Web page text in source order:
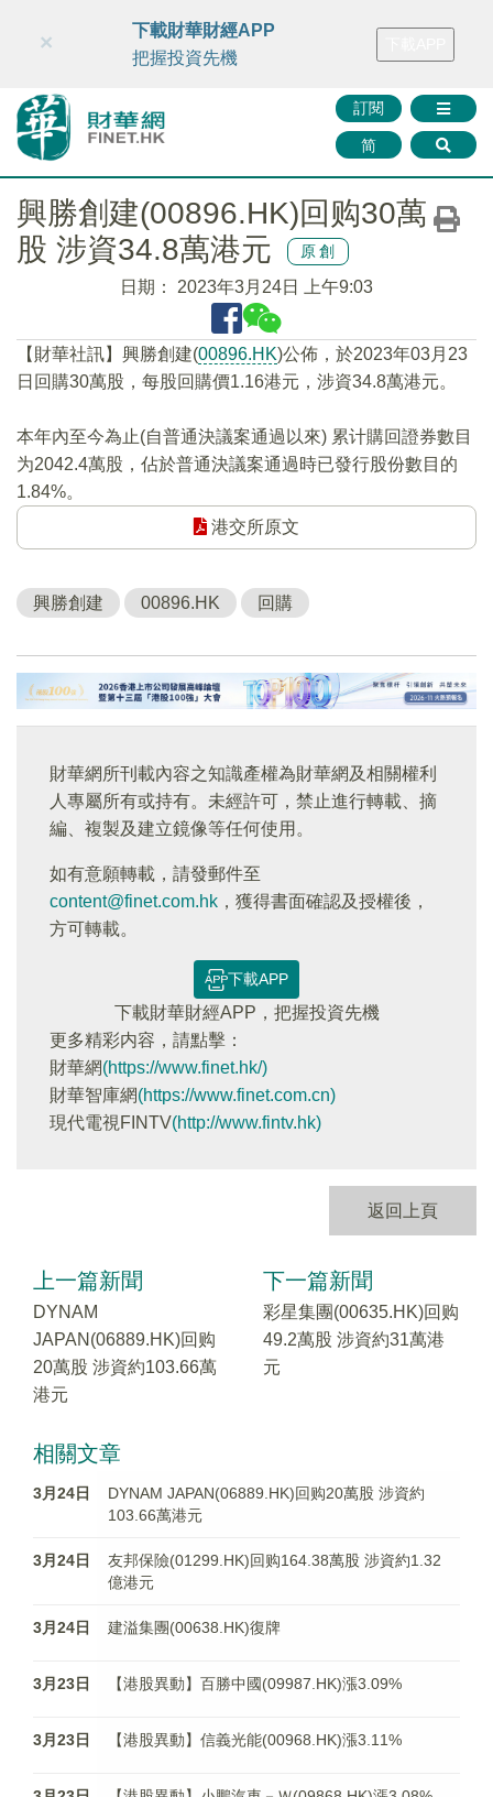
財華智庫網 FINTV FINMETA 財華證券 媒體矩陣
訂閱
简
×
下載財華財經APP
把握投資先機
興勝創建(00896.HK)回购30萬
股 涉資34.8萬港元
原創
日期： 2023年3月24日 上午9:03
【財華社訊】興勝創建(00896.HK)公佈，於2023年03月23
日回購30萬股，每股回購價1.16港元，涉資34.8萬港元。
本年內至今為止(自普通決議案通過以來) 累计購回證券數目
为2042.4萬股，佔於普通決議案通過時已發行股份數目的
1.84%。
港交所原文
興勝創建 00896.HK 回購
財華網所刊載內容之知識產權為財華網及相關權利
人專屬所有或持有。未經許可，禁止進行轉載、摘
編、複製及建立鏡像等任何使用。
如有意願轉載，請發郵件至
content@finet.com.hk ，獲得書面確認及授權後，
方可轉載。
下載APP
下載財華財經APP，把握投資先機
更多精彩内容，請點擊：
財華網(https://www.finet.hk/)
財華智庫網(https://www.finet.com.cn)
現代電視FINTV(http://www.fintv.hk)
返回上頁
上一篇新聞
DYNAM
JAPAN(06889.HK)回购
20萬股 涉資約103.66萬
港元
下一篇新聞
彩星集團(00635.HK)回购
49.2萬股 涉資約31萬港
元
相關文章
3月24日
DYNAM JAPAN(06889.HK)回购20萬股 涉資約
103.66萬港元
3月24日
友邦保險(01299.HK)回购164.38萬股 涉資約1.32
億港元
3月24日 建溢集團(00638.HK)復牌
3月23日 【港股異動】百勝中國(09987.HK)漲3.09%
3月23日 【港股異動】信義光能(00968.HK)漲3.11%